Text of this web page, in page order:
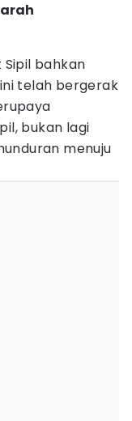
Sipil bahkan
telah bergerak
bukan lagi
menuju